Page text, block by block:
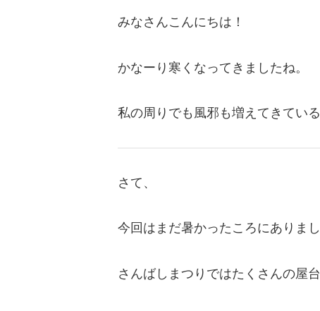
みなさんこんにちは！
かなーり寒くなってきましたね。
私の周りでも風邪も増えてきてい
さて、
今回はまだ暑かったころにありま
さんばしまつりではたくさんの屋